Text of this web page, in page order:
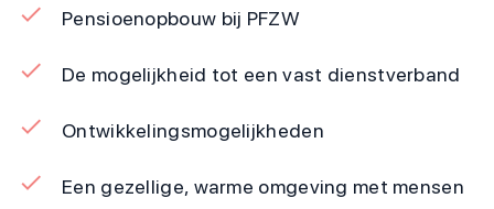
Pensioenopbouw bij PFZW
De mogelijkheid tot een vast dienstverband
Ontwikkelingsmogelijkheden
Een gezellige, warme omgeving met mensen